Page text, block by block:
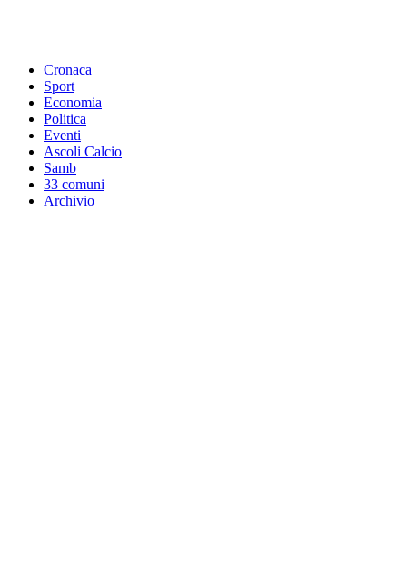
Cronaca
Sport
Economia
Politica
Eventi
Ascoli Calcio
Samb
33 comuni
Archivio